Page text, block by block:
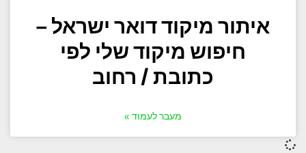
איתור מיקוד דואר ישראל –
חיפוש מיקוד שלי לפי
כתובת / רחוב
מעבר לעמוד »